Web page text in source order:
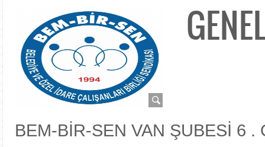
BEM-BİR-SEN VAN ŞUBESİ 6